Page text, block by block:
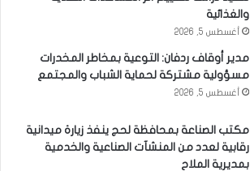
والغذائية
أغسطس 5, 2026
مدير أوقاف ردفان: التوعية بمخاطر المخدرات
مسؤولية مشتركة لحماية الشباب والمجتمع
أغسطس 5, 2026
مكتب الصناعة بمحافظة لحج ينفذ زيارة ميدانية
رقابية لعدد من المنشآت الصناعية والخدمية
بمديرية الملاح